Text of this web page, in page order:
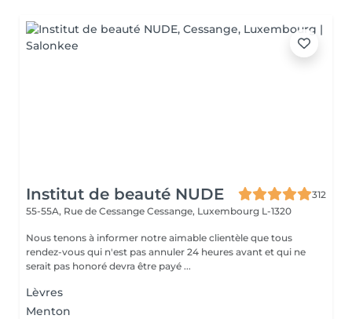
Institut de beauté NUDE
312
55-55A, Rue de Cessange Cessange, Luxembourg L-1320
Nous tenons à informer notre aimable clientèle que tous
rendez-vous qui n'est pas annuler 24 heures avant et qui ne
serait pas honoré devra être payé ...
Lèvres
Menton